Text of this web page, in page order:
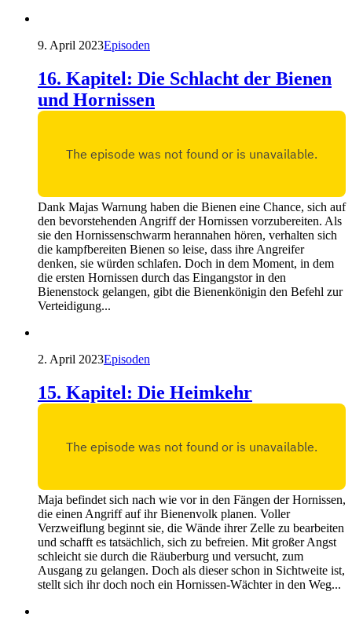
9. April 2023Episoden
16. Kapitel: Die Schlacht der Bienen
und Hornissen
Dank Majas Warnung haben die Bienen eine Chance, sich auf
den bevorstehenden Angriff der Hornissen vorzubereiten. Als
sie den Hornissenschwarm herannahen hören, verhalten sich
die kampfbereiten Bienen so leise, dass ihre Angreifer
denken, sie würden schlafen. Doch in dem Moment, in dem
die ersten Hornissen durch das Eingangstor in den
Bienenstock gelangen, gibt die Bienenkönigin den Befehl zur
Verteidigung...
2. April 2023Episoden
15. Kapitel: Die Heimkehr
Maja befindet sich nach wie vor in den Fängen der Hornissen,
die einen Angriff auf ihr Bienenvolk planen. Voller
Verzweiflung beginnt sie, die Wände ihrer Zelle zu bearbeiten
und schafft es tatsächlich, sich zu befreien. Mit großer Angst
schleicht sie durch die Räuberburg und versucht, zum
Ausgang zu gelangen. Doch als dieser schon in Sichtweite ist,
stellt sich ihr doch noch ein Hornissen-Wächter in den Weg...